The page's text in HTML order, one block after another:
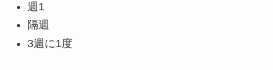
週1
隔週
3週に1度